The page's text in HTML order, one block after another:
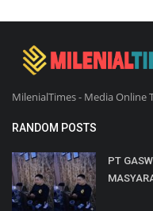
MilenialTimes - Media Online
RANDOM POSTS
PT